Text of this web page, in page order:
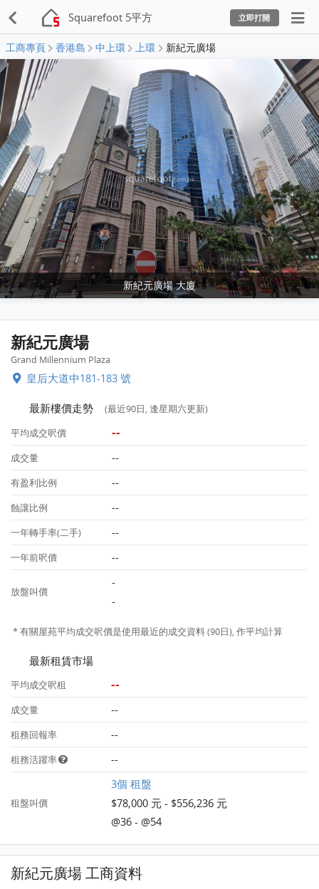
Squarefoot 5平方 立即打開
工商專頁 香港島 中上環 上環 新紀元廣場
新紀元廣場 大廈
新紀元廣場
Grand Millennium Plaza
皇后大道中181-183 號
最新樓價走勢
(最近90日, 逢星期六更新)
平均成交呎價
--
成交量 --
有盈利比例 --
蝕讓比例 --
一年轉手率(二手) --
一年前呎價 --
放盤叫價
-
-
* 有關屋苑平均成交呎價是使用最近的成交資料 (90日), 作平均計算
最新租賃市場
平均成交呎租 --
成交量 --
租務回報率 --
租務活躍率 --
租盤叫價
3個 租盤
$78,000 元 - $556,236 元
@36 - @54
新紀元廣場 工商資料